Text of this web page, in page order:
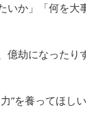
か」「何を大
劫になったり
”を養ってほしい